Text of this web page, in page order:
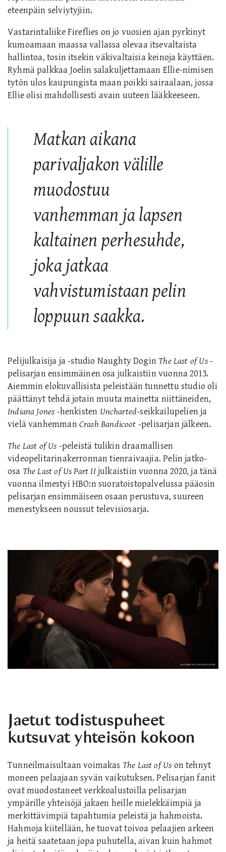
eteenpäin selviytyjiin.
Vastarintaliike Fireflies on jo vuosien ajan pyrkinyt
kumoamaan maassa vallassa olevaa itsevaltaista
hallintoa, tosin itsekin väkivaltaisia keinoja käyttäen.
Ryhmä palkkaa Joelin salakuljettamaan Ellie-nimisen
tytön ulos kaupungista maan poikki sairaalaan, jossa
Ellie olisi mahdollisesti avain uuteen lääkkeeseen.
Matkan aikana
parivaljakon välille
muodostuu
vanhemman ja lapsen
kaltainen perhesuhde,
joka jatkaa
vahvistumistaan pelin
loppuun saakka.
Pelijulkaisija ja -studio Naughty Dogin The Last of Us-
pelisarjan ensimmäinen osa julkaistiin vuonna 2013.
Aiemmin elokuvallisista peleistään tunnettu studio oli
päättänyt tehdä jotain muuta mainetta niittäneiden,
Indiana Jones -henkisten Uncharted-seikkailupelien ja
vielä vanhemmanCrash Bandicoot -pelisarjan jälkeen.
The Last of Us -peleistä tulikin draamallisen
videopelitarinakerronnan tienraivaajia. Pelin jatko-
osa The Last of Us Part IIjulkaistiin vuonna 2020, ja tänä
vuonna ilmestyi HBO:n suoratoistopalvelussa pääosin
pelisarjan ensimmäiseen osaan perustuva, suureen
menestykseen noussut televisiosarja.
Jaetut todistuspuheet
kutsuvat yhteisön kokoon
Tunneilmaisultaan voimakas The Last of Us on tehnyt
moneen pelaajaan syvän vaikutuksen. Pelisarjan fanit
ovat muodostaneet verkkoalustoilla pelisarjan
ympärille yhteisöjä jakaen heille mielekkäimpiä ja
merkittävimpiä tapahtumia peleistä ja hahmoista.
Hahmoja kiitellään, he tuovat toivoa pelaajien arkeen
ja heitä saatetaan jopa puhutella, aivan kuin hahmot